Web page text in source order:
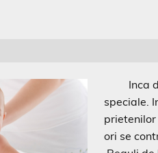
Inca de
speciale.
ori se